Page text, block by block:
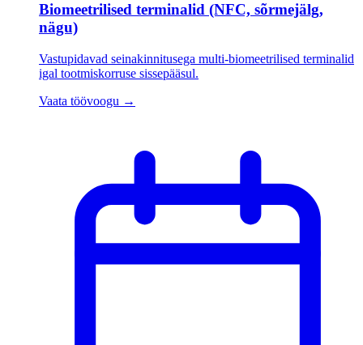
Biomeetrilised terminalid (NFC, sõrmejälg,
nägu)
Vastupidavad seinakinnitusega multi-biomeetrilised terminalid
igal tootmiskorruse sissepääsul.
Vaata töövoogu →